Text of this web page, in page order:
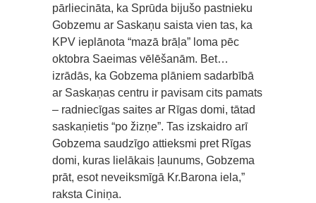
pārliecināta, ka Sprūda bijušo pastnieku
Gobzemu ar Saskaņu saista vien tas, ka
KPV ieplānota “mazā brāļa” loma pēc
oktobra Saeimas vēlēšanām. Bet…
izrādās, ka Gobzema plāniem sadarbībā
ar Saskaņas centru ir pavisam cits pamats
– radniecīgas saites ar Rīgas domi, tātad
saskaņietis “po žizņe”. Tas izskaidro arī
Gobzema saudzīgo attieksmi pret Rīgas
domi, kuras lielākais ļaunums, Gobzema
prāt, esot neveiksmīgā Kr.Barona iela,”
raksta Ciniņa.